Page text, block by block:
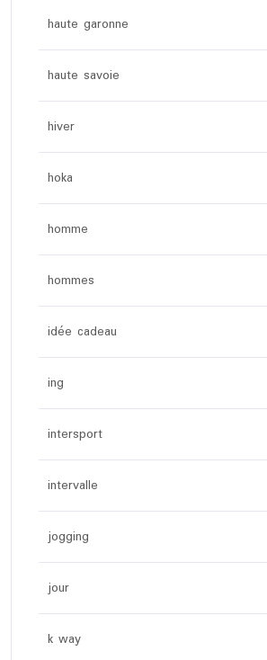
haute garonne
haute savoie
hiver
hoka
homme
hommes
idée cadeau
ing
intersport
intervalle
jogging
jour
k way